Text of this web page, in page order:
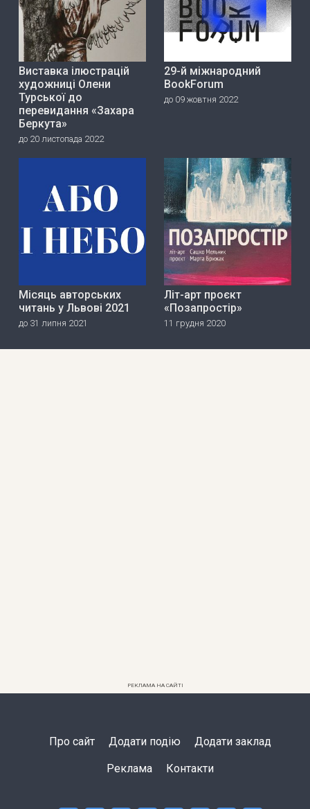
Виставка ілюстрацій
художниці Олени
Турської до
перевидання «Захара
Беркута»
до 20 листопада 2022
29-й міжнародний
BookForum
до 09 жовтня 2022
Місяць авторських
читань у Львові 2021
до 31 липня 2021
Літ-арт проєкт
«Позапростір»
11 грудня 2020
РЕКЛАМА НА САЙТІ
Про сайт Додати подію Додати заклад
Реклама Контакти